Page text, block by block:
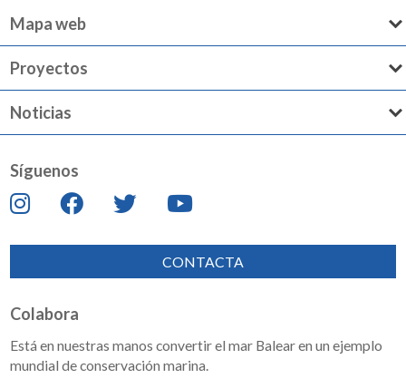
Mapa web
Proyectos
Noticias
Síguenos
CONTACTA
Colabora
Está en nuestras manos convertir el mar Balear en un ejemplo
mundial de conservación marina.